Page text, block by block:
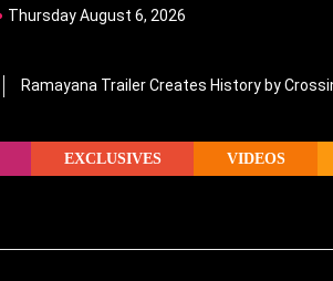
Thursday August 6, 2026
Ramayana Trailer Creates History by
EXCLUSIVES VIDEOS